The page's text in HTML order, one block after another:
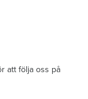
att följa oss på